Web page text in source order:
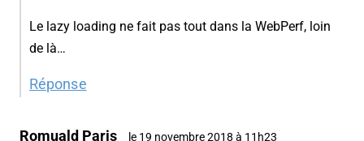
Le lazy loading ne fait pas tout dans la WebPerf, loin
de là…
Réponse
Romuald Paris le 19 novembre 2018 à 11h23